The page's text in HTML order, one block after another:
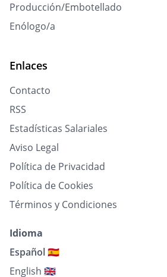
Producción/Embotellado
Enólogo/a
Enlaces
Contacto
RSS
Estadísticas Salariales
Aviso Legal
Política de Privacidad
Política de Cookies
Términos y Condiciones
Idioma
Español 🇪🇸
English 🇬🇧